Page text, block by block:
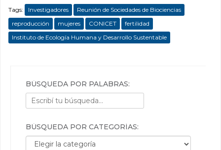
Tags: Investigadores
Reunión de Sociedades de Biociencias
reproducción
mujeres CONICET
fertilidad
Instituto de Ecología Humana y Desarrollo Sustentable
BÚSQUEDA POR PALABRAS:
BÚSQUEDA POR CATEGORÍAS:
Búsqueda por categorías: